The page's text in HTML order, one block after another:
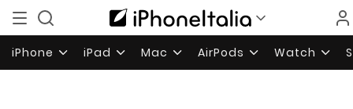
iPhone iPad Mac AirPods Watch